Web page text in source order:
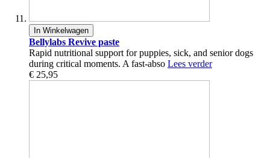
In Winkelwagen
Bellylabs Revive paste
Rapid nutritional support for puppies, sick, and senior dogs
during critical moments. A fast-abso Lees verder
€ 25,95